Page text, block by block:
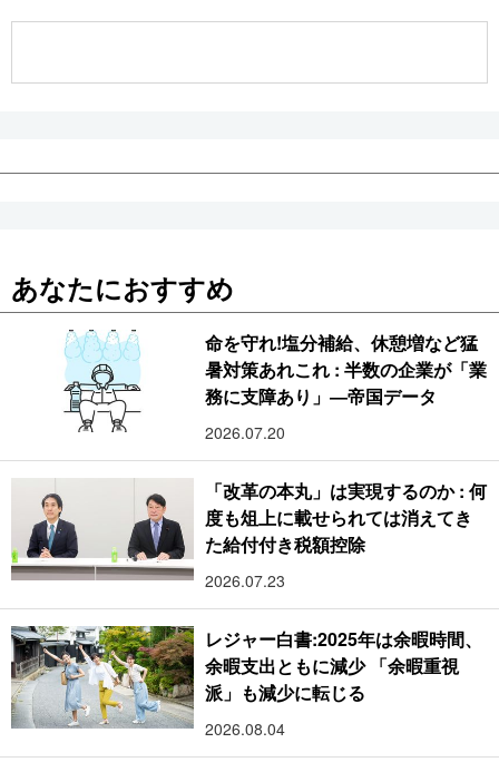
あなたにおすすめ
命を守れ!塩分補給、休憩増など猛
暑対策あれこれ : 半数の企業が「業
務に支障あり」―帝国データ
2026.07.20
「改革の本丸」は実現するのか : 何
度も俎上に載せられては消えてき
た給付付き税額控除
2026.07.23
レジャー白書:2025年は余暇時間、
余暇支出ともに減少 「余暇重視
派」も減少に転じる
2026.08.04